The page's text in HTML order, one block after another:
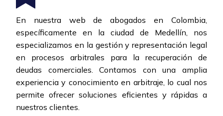
En nuestra web de abogados en Colombia,
específicamente en la ciudad de Medellín, nos
especializamos en la gestión y representación legal
en procesos arbitrales para la recuperación de
deudas comerciales. Contamos con una amplia
experiencia y conocimiento en arbitraje, lo cual nos
permite ofrecer soluciones eficientes y rápidas a
nuestros clientes.